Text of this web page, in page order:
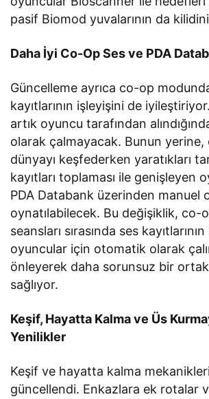
pasif Biomod yuvalarının da
Daha İyi Co-Op Ses ve PDA
Güncelleme ayrıca co-op
kayıtlarının işleyişini de
artık oyuncu tarafından
olarak çalmayacak. Bunun yerine,
dünyayı keşfederken yaratıkları
kayıtları toplaması ile genişleyen
PDA Databank üzerinden manuel
oynatılabilecek. Bu değişiklik, co-
seansları sırasında ses
oyuncular için otomatik olarak
önleyerek daha sorunsuz bir
sağlıyor.
Keşif, Hayatta Kalma ve Üs
Yenilikler
Keşif ve hayatta kalma
güncellendi. Enkazlara ek rotalar